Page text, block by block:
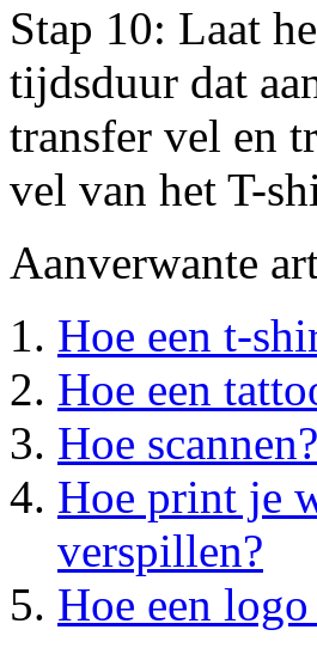
Stap 10: Laat
tijdsduur dat
transfer vel en
vel van het T-
Aanverwante
Hoe een t-
Hoe een
Hoe scannen?
Hoe print je
verspillen?
Hoe een